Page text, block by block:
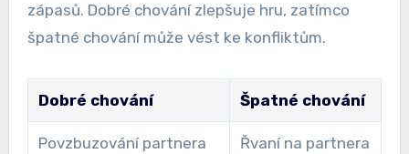
zápasů. Dobré chování zlepšuje hru, zatímco
špatné chování může vést ke konfliktům.
Dobré chování Špatné chování
Povzbuzování partnera
Řvaní na partnera